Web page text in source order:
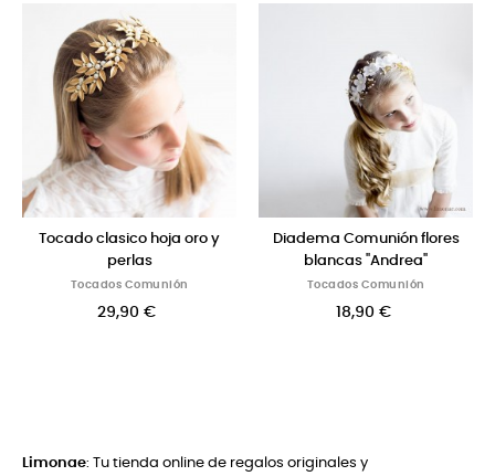
Diadema Comunión flores
blancas "Andrea"
Tocados Comunión
18,90 €
Corona Comunión campo
Tocados Comunión
12,50 €
Limonae: Tu tienda online de regalos originales y